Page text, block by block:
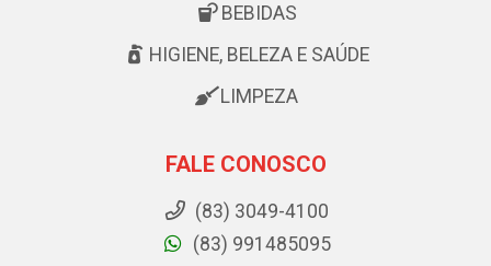
BEBIDAS
HIGIENE, BELEZA E SAÚDE
LIMPEZA
FALE CONOSCO
(83) 3049-4100
(83) 991485095